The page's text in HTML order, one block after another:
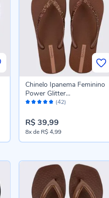
Avaliação: (42)
Chinelo Ipanema Feminino
Power Glitter
Marrom/Glitter
R$ 39,99
8xde R$ 4,99